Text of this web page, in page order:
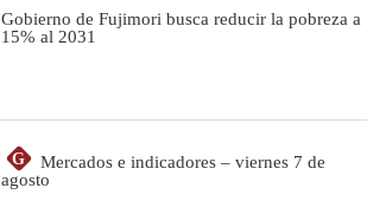
Gobierno de Fujimori busca reducir la pobreza a
15% al 2031
G
Mercados e indicadores – viernes 7 de
agosto